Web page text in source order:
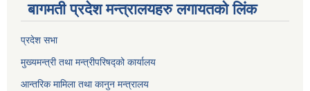
बागमती प्रदेश मन्त्रालयहरु लगायतको लिंक
प्रदेश सभा
मुख्यमन्त्री तथा मन्त्रीपरिषद्को कार्यालय
आन्तरिक मामिला तथा कानुन मन्त्रालय